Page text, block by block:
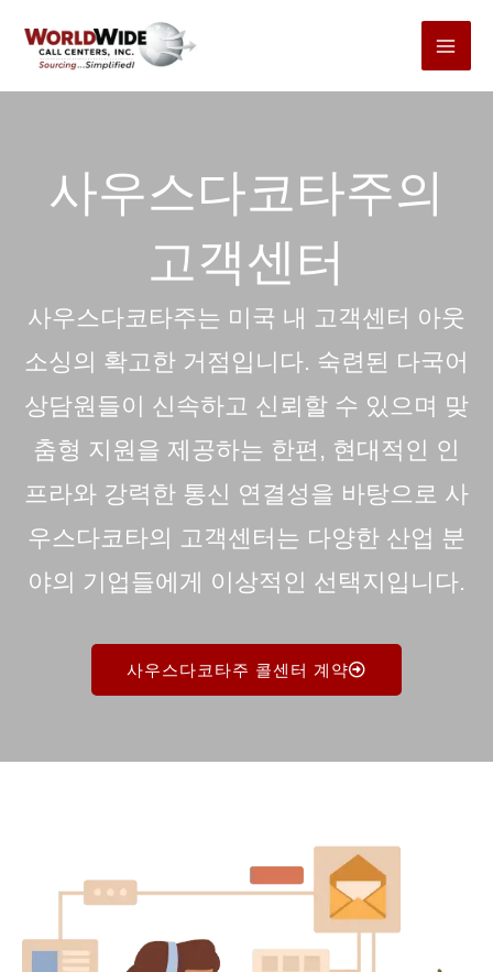
사우스다코타주의
고객센터
사우스다코타주는 미국 내 고객센터 아웃
소싱의 확고한 거점입니다. 숙련된 다국어
상담원들이 신속하고 신뢰할 수 있으며 맞
춤형 지원을 제공하는 한편, 현대적인 인
프라와 강력한 통신 연결성을 바탕으로 사
우스다코타의 고객센터는 다양한 산업 분
야의 기업들에게 이상적인 선택지입니다.
사우스다코타주 콜센터 계약